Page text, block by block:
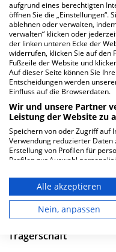
Start Für die
Herzlich
Klinikum Forchheim
Standort Forchheim in
kleines Krankenhaus in
von 225 Betten
Fachabteilungen pro
behandelt und
Besuchszeiten
0 bis 23 Uhr
Trägerschaft
aufgrund eines berechtigten
öffnen Sie die „Einstellungen“.
ablehnen oder verwalten,
verwalten“ klicken oder
der linken unteren Ecke der
widerrufen, klicken Sie auf den
Fußzeile der Website und
Auf dieser Seite können Sie
Entscheidungen werden
Einfluss auf die Browserdaten.
Wir und unsere Partner
Leistung der Website zu
Speichern von oder Zugriff auf
Verwendung reduzierter Daten
Erstellung von Profilen für
Profilen zur Auswahl
personalisierter Inhalte.
Performance von Inhalten.
oder Kombinationen von
und Verbesserung der
Auswahl von Inhalten.
die USA gesendet werden.
Alle akzeptieren
Nein, anpassen